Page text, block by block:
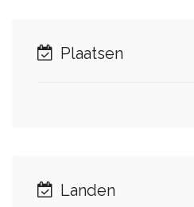
Plaatsen
Landen